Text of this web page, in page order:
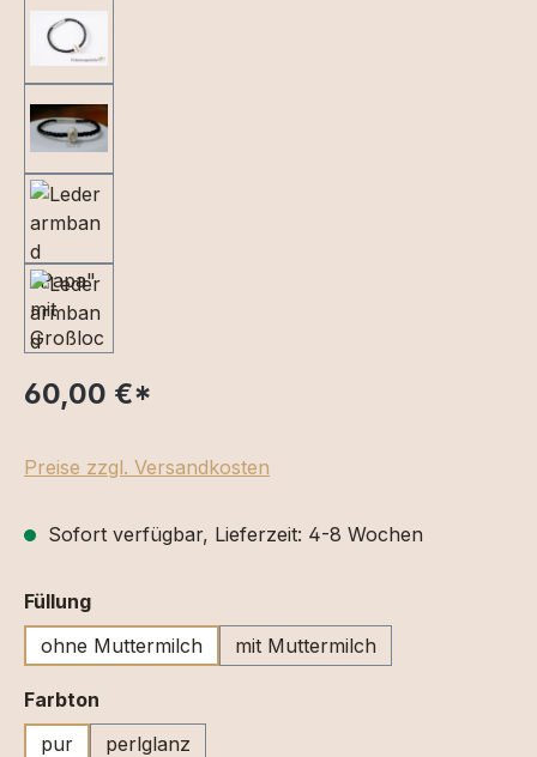
60,00 €*
Preise zzgl. Versandkosten
Sofort verfügbar, Lieferzeit: 4-8 Wochen
Füllungauswählen
ohne Muttermilch
mit Muttermilch
Farbton
pur
perlglanz